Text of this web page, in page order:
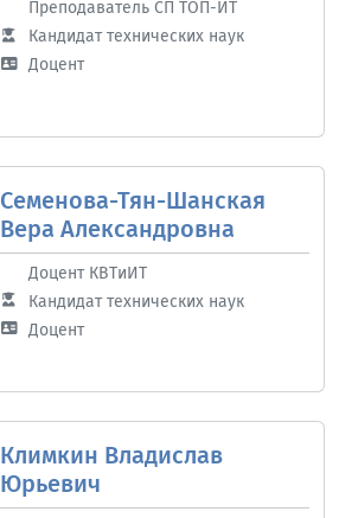
Преподаватель СП ТОП-ИТ
Кандидат технических наук
Доцент
Семенова-Тян-Шанская
Вера Александровна
Доцент КВТиИТ
Кандидат технических наук
Доцент
Климкин Владислав
Юрьевич